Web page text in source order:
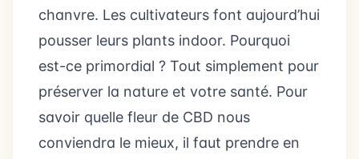
chanvre. Les cultivateurs font aujourd’hui
pousser leurs plants indoor. Pourquoi
est-ce primordial ? Tout simplement pour
préserver la nature et votre santé. Pour
savoir quelle fleur de CBD nous
conviendra le mieux, il faut prendre en